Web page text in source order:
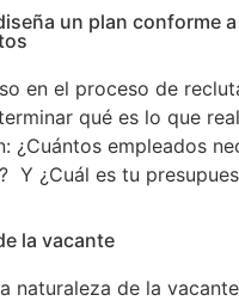
un plan conforme
en el proceso de
qué es lo que
¿Cuántos empleados
Y ¿Cuál es tu
la vacante
naturaleza de la